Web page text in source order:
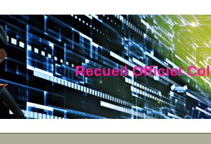
Recueil Officiel